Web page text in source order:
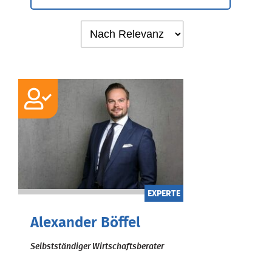
EXPERTE
Alexander Böffel
Selbstständiger Wirtschaftsberater